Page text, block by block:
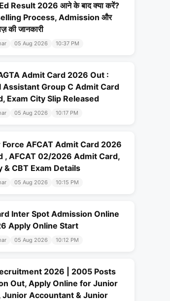
Result 2026 आने के बाद क्या करें?
Process, Admission और
की जानकारी
05 Aug 2026 10:37 PM
Admit Card 2026 Out :
Assistant Group C Admit Card
Exam City Slip Released
05 Aug 2026 10:17 PM
Force AFCAT Admit Card 2026
, AFCAT 02/2026 Admit Card,
& CBT Exam Details
05 Aug 2026 10:15 PM
Inter Spot Admission Online
Apply Online Start
05 Aug 2026 10:12 PM
2026 | 2005 Posts
Out, Apply Online for Junior
Junior Accountant & Junior